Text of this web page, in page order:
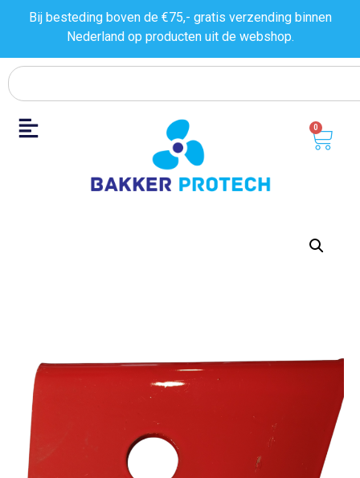
Bij besteding boven de €75,- gratis verzending binnen
Nederland op producten uit de webshop.
0